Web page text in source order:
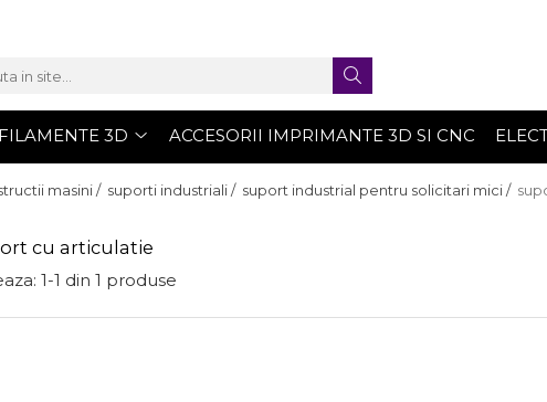
FILAMENTE 3D ACCESORII IMPRIMANTE 3D SI CNC
masini / suporti industriali / suport industrial pentru solicitari mici /
cu articulatie
1-1 din 1 produse